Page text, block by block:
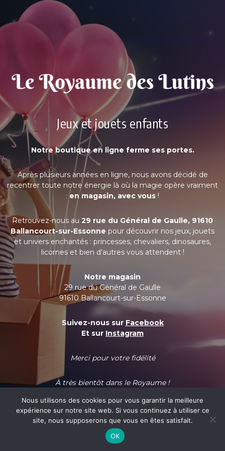
Jeux et jouets enfants
Notre boutique en ligne ferme ses portes.
Après plusieurs années en ligne, nous avons décidé de
recentrer toute notre énergie là où la magie opère vraiment
:en magasin, avec vous !
Retrouvez-nous au 29 rue du Général de Gaulle, 91610
Ballancourt-sur-Essonne pour découvrir nos jeux, jouets
et univers enchantés : princesses, chevaliers, dinosaures,
licornes et bien d'autres vous attendent !
Notre magasin
29 rue du Général de Gaulle
91610 Ballancourt-sur-Essonne
Suivez-nous sur Facebook
Et sur Instagram
Merci pour votre fidélité
À très bientôt dans le Royaume !
Nous utilisons des cookies pour vous garantir la meilleure
expérience sur notre site web. Si vous continuez à utiliser ce
site, nous supposerons que vous en êtes satisfait.
OK